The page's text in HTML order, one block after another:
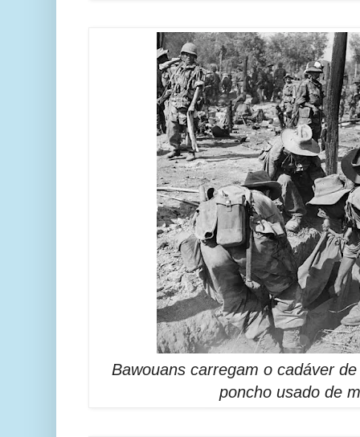
Bawouans carregam o cadáver
poncho usado de